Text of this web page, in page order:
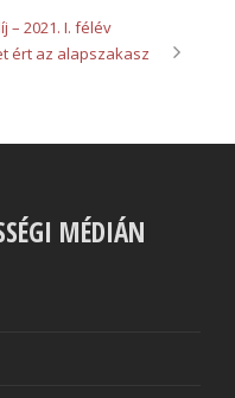
– 2021. I. félév
ért az alapszakasz
MÉDIÁN